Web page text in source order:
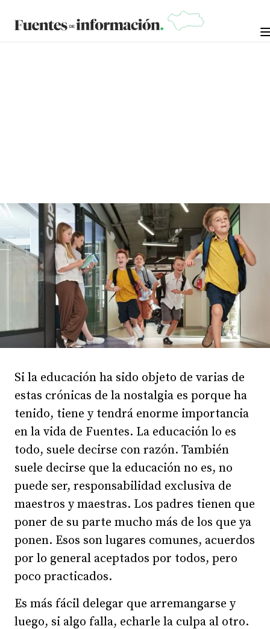
2026
Si la educación ha sido objeto de varias de
estas crónicas de la nostalgia es porque ha
tenido, tiene y tendrá enorme importancia
en la vida de Fuentes. La educación lo es
todo, suele decirse con razón. También
suele decirse que la educación no es, no
puede ser, responsabilidad exclusiva de
maestros y maestras. Los padres tienen que
poner de su parte mucho más de los que ya
ponen. Esos son lugares comunes, acuerdos
por lo general aceptados por todos, pero
poco practicados.
Es más fácil delegar que arremangarse y
luego, si algo falla, echarle la culpa al otro.